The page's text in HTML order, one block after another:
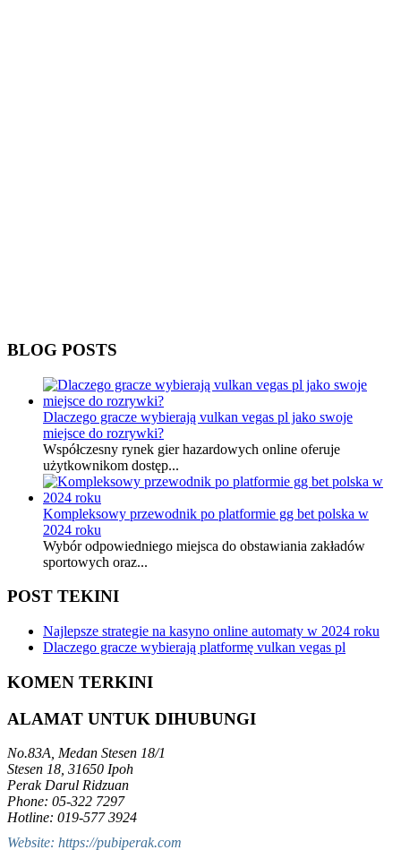
BLOG POSTS
Dlaczego gracze wybierają vulkan vegas pl jako swoje
miejsce do rozrywki?
Współczesny rynek gier hazardowych online oferuje
użytkownikom dostęp...
Kompleksowy przewodnik po platformie gg bet polska w
2024 roku
Wybór odpowiedniego miejsca do obstawiania zakładów
sportowych oraz...
POST TEKINI
Najlepsze strategie na kasyno online automaty w 2024 roku
Dlaczego gracze wybierają platformę vulkan vegas pl
KOMEN TERKINI
ALAMAT UNTUK DIHUBUNGI
No.83A, Medan Stesen 18/1
Stesen 18, 31650 Ipoh
Perak Darul Ridzuan
Phone: 05-322 7297
Hotline: 019-577 3924
Website: https://pubiperak.com